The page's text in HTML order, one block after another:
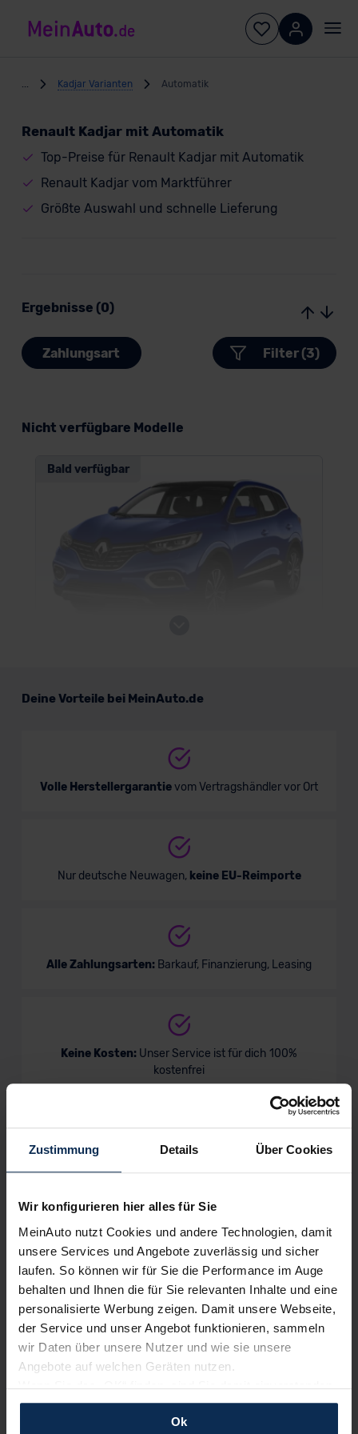
Zustimmung Details Über Cookies
Wir konfigurieren hier alles für Sie
MeinAuto nutzt Cookies und andere Technologien, damit
unsere Services und Angebote zuverlässig und sicher
laufen. So können wir für Sie die Performance im Auge
behalten und Ihnen die für Sie relevanten Inhalte und eine
personalisierte Werbung zeigen. Damit unsere Webseite,
der Service und unser Angebot funktionieren, sammeln
wir Daten über unsere Nutzer und wie sie unsere
Angebote auf welchen Geräten nutzen.
Wenn Sie das „OK“ finden, sind Sie damit einverstanden
und erlauben uns Cookies für unseren Service zu
verwenden und diese Daten an Dritte weiterzugeben,
Ok
Kadjar Varianten Automatik
Renault Kadjar mit Automatik
Top-Preise für Renault Kadjar mit Automatik
Renault Kadjar vom Marktführer
Größte Auswahl und schnelle Lieferung
Ergebnisse (0)
Zahlungsart Filter (3)
Nicht verfügbare Modelle
Bald verfügbar
Deine Vorteile bei MeinAuto.de
Volle Herstellergarantievom Vertragshändler vor Ort
Nur deutsche Neuwagen, keine EU-Reimporte
Alle Zahlungsarten: Barkauf, Finanzierung, Leasing
Keine Kosten: Unser Service ist für dich 100%
kostenfrei
Wir sind stolz auf eine hohe
MeinAuto.de hat langjährige Erfahrungen auf dem
dadurch ihr Wunschauto zum Top-Rabatt erhalten und
bewerten unsere Arbeit positiv.
Sehen Sie sich unsere Bewertungen an: